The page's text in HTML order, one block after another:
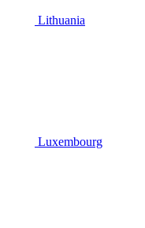
Lithuania
Luxembourg